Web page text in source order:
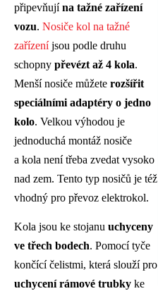
připevňujína tažné zařízení
vozu. Nosiče kol na tažné
zařízeníjsou podle druhu
schopny převézt až 4 kola.
Menší nosiče můžete rozšířit
speciálními adaptéry o jedno
kolo. Velkou výhodou je
jednoduchá montáž nosiče
a kola není třeba zvedat vysoko
nad zem. Tento typ nosičů je též
vhodný pro převoz elektrokol.
Kola jsou ke stojanu uchyceny
ve třech bodech. Pomocí tyče
končící čelistmi, která slouží pro
uchycení rámové trubky ke